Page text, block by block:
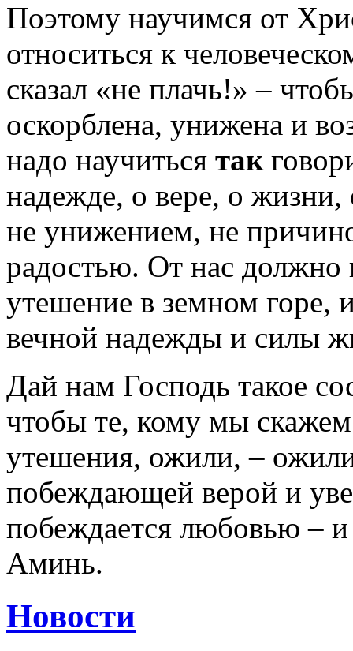
Поэтому научимся от
относиться к
сказал «не плачь!» –
оскорблена, унижена и
надо научиться так
надежде, о вере, о
не унижением, не
радостью. От нас должно
утешение в земном горе,
вечной надежды и силы
Дай нам Господь такое
чтобы те, кому мы
утешения, ожили, –
побеждающей верой и
побеждается любовью –
Аминь.
Новости